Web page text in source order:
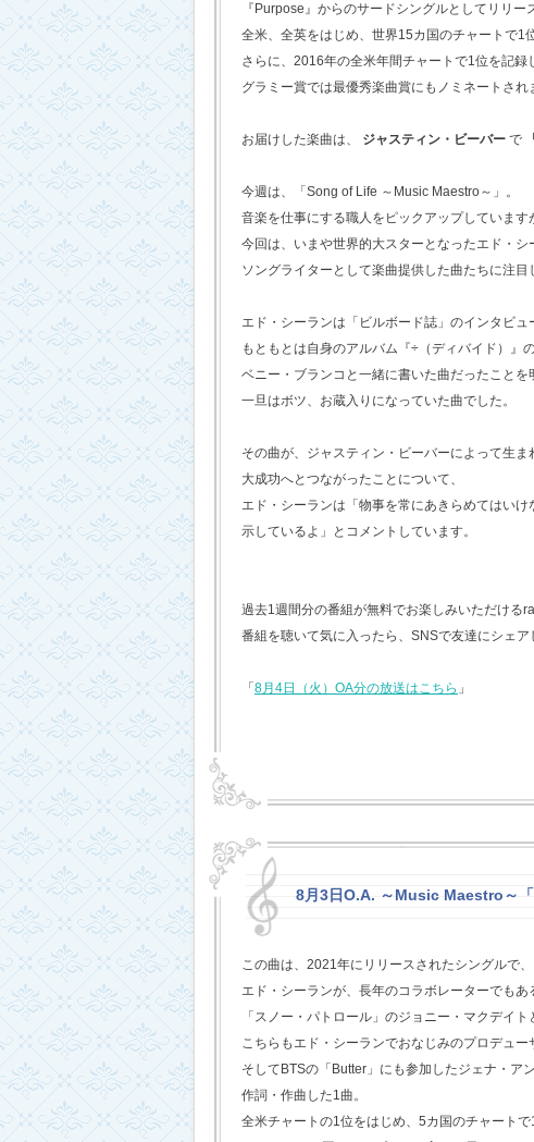
『Purpose』からのサードシングルとしてリリー
全米、全英をはじめ、世界15カ国のチャートで1
さらに、2016年の全米年間チャートで1位を記録
グラミー賞では最優秀楽曲賞にもノミネートされ
お届けした楽曲は、 ジャスティン・ビーバー で
今週は、「Song of Life ～Music Maestro～」。
音楽を仕事にする職人をピックアップしています
今回は、いまや世界的大スターとなったエド・シ
ソングライターとして楽曲提供した曲たちに注目
エド・シーランは「ビルボード誌」のインタビュ
もともとは自身のアルバム『÷（ディバイド）』
ベニー・ブランコと一緒に書いた曲だったことを
一旦はボツ、お蔵入りになっていた曲でした。
その曲が、ジャスティン・ビーバーによって生ま
大成功へとつながったことについて、
エド・シーランは「物事を常にあきらめてはいけ
示しているよ」とコメントしています。
過去1週間分の番組が無料でお楽しみいただける
番組を聴いて気に入ったら、SNSで友達にシェア
「 8月4日（火）OA分の放送はこちら 」
8月3日O.A. ～Music Maestro～
この曲は、2021年にリリースされたシングルで、
エド・シーランが、長年のコラボレーターでもあ
「スノー・パトロール」のジョニー・マクデイト
こちらもエド・シーランでおなじみのプロデュー
そしてBTSの「Butter」にも参加したジェナ・ア
作詞・作曲した1曲。
全米チャートの1位をはじめ、5カ国のチャートで